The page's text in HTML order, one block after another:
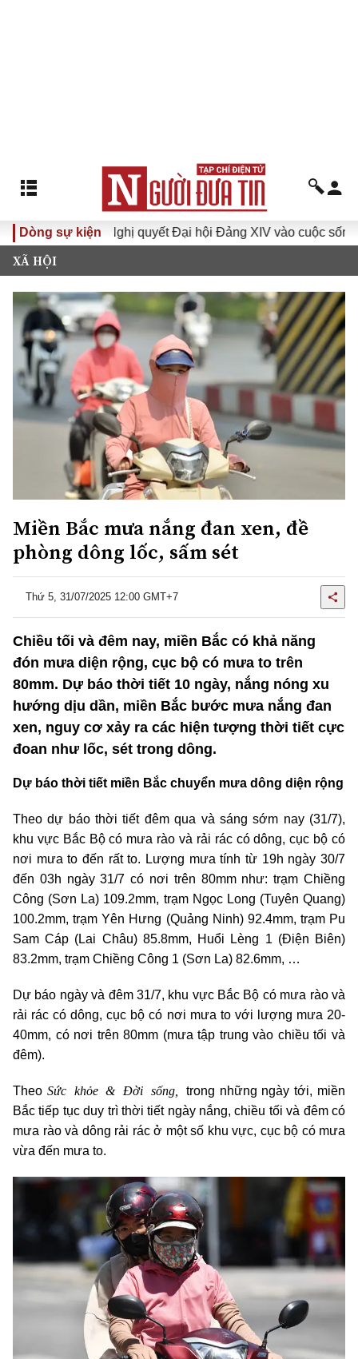
Dòng sự kiện
Đưa Nghị quyết Đại hội Đảng XIV vào cuộc sống
XÃ HỘI
Miền Bắc mưa nắng đan xen, đề
phòng dông lốc, sấm sét
Thứ 5, 31/07/2025 12:00 GMT+7
Chiều tối và đêm nay, miền Bắc có khả năng
đón mưa diện rộng, cục bộ có mưa to trên
80mm. Dự báo thời tiết 10 ngày, nắng nóng xu
hướng dịu dần, miền Bắc bước mưa nắng đan
xen, nguy cơ xảy ra các hiện tượng thời tiết cực
đoan như lốc, sét trong dông.
Dự báo thời tiết miền Bắc chuyển mưa dông diện rộng
Theo dự báo thời tiết đêm qua và sáng sớm nay (31/7),
khu vực Bắc Bộ có mưa rào và rải rác có dông, cục bộ có
nơi mưa to đến rất to. Lượng mưa tính từ 19h ngày 30/7
đến 03h ngày 31/7 có nơi trên 80mm như: trạm Chiềng
Công (Sơn La) 109.2mm, trạm Ngọc Long (Tuyên Quang)
100.2mm, trạm Yên Hưng (Quảng Ninh) 92.4mm, trạm Pu
Sam Cáp (Lai Châu) 85.8mm, Huổi Lèng 1 (Điện Biên)
83.2mm, trạm Chiềng Công 1 (Sơn La) 82.6mm, …
Dự báo ngày và đêm 31/7, khu vực Bắc Bộ có mưa rào và
rải rác có dông, cục bộ có nơi mưa to với lượng mưa 20-
40mm, có nơi trên 80mm (mưa tập trung vào chiều tối và
đêm).
Theo Sức khỏe & Đời sống, trong những ngày tới, miền
Bắc tiếp tục duy trì thời tiết ngày nắng, chiều tối và đêm có
mưa rào và dông rải rác ở một số khu vực, cục bộ có mưa
vừa đến mưa to.